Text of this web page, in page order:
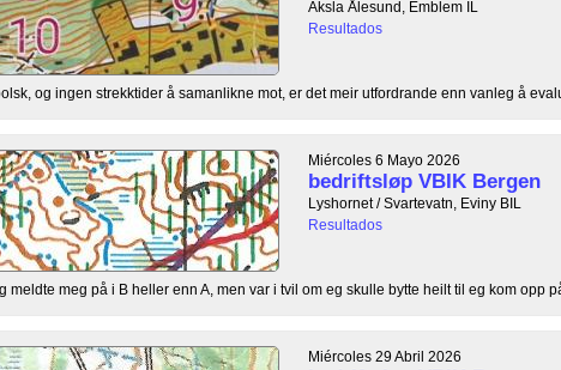
Aksla Ålesund, Emblem IL
Resultados
og ingen strekktider å samanlikne mot, er det meir utfordrande enn vanleg å
Miércoles 6 Mayo 2026
bedriftsløp VBIK Bergen
Lyshornet / Svartevatn, Eviny BIL
Resultados
meldte meg på i B heller enn A, men var i tvil om eg skulle bytte heilt til eg kom opp på
Miércoles 29 Abril 2026